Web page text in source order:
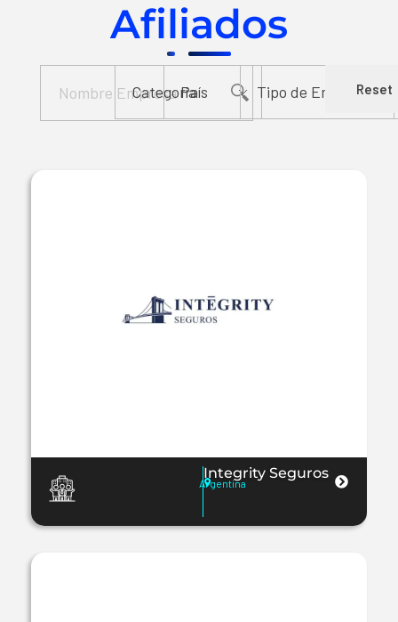
Afiliados
Reset
Integrity Seguros
Argentina